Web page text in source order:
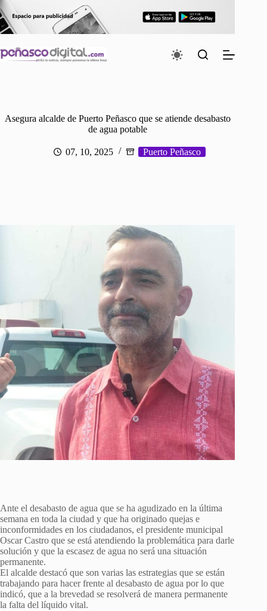
Saltar
al
contenido
Asegura alcalde de Puerto Peñasco que se atiende desabasto
de agua potable
07, 10, 2025 Puerto Peñasco
Ante el desabasto de agua que se ha agudizado en la última
semana en toda la ciudad y que ha originado quejas e
inconformidades en los ciudadanos, el presidente municipal
Oscar Castro que se está atendiendo la problemática para darle
solución y que la escasez de agua no será una situación
permanente.
El alcalde destacó que son varias las estrategias que se están
trabajando para hacer frente al desabasto de agua por lo que
indicó, que a la brevedad se resolverá de manera permanente
la falta del líquido vital.